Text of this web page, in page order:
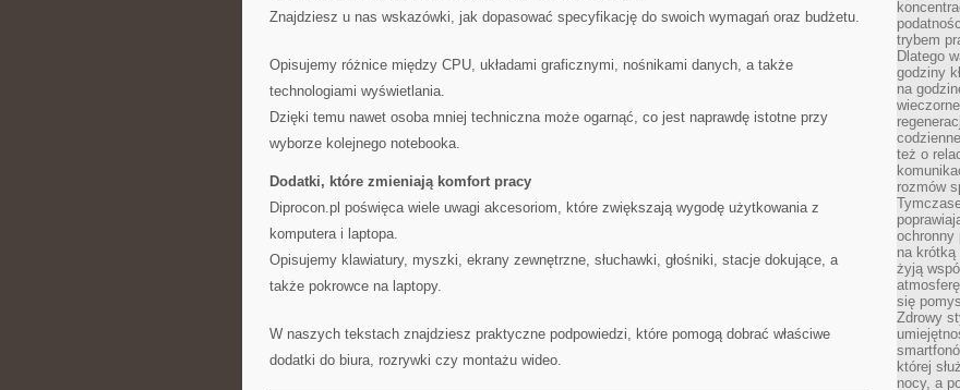
Znajdziesz u nas wskazówki, jak dopasować specyfikację do swoich wymagań oraz budżetu.
Opisujemy różnice między CPU, układami graficznymi, nośnikami danych, a także
technologiami wyświetlania.
Dzięki temu nawet osoba mniej techniczna może ogarnąć, co jest naprawdę istotne przy
wyborze kolejnego notebooka.
Dodatki, które zmieniają komfort pracy
Diprocon.pl poświęca wiele uwagi akcesoriom, które zwiększają wygodę użytkowania z
komputera i laptopa.
Opisujemy klawiatury, myszki, ekrany zewnętrzne, słuchawki, głośniki, stacje dokujące, a
także pokrowce na laptopy.
W naszych tekstach znajdziesz praktyczne podpowiedzi, które pomogą dobrać właściwe
dodatki do biura, rozrywki czy montażu wideo.
trybem
Dlatego
godziny
na
też o
rozmów
ochronny
na
żyją
się
Zdrowy
której
nocy, a